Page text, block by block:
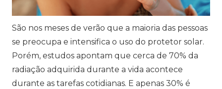
São nos meses de verão que a maioria das pessoas
se preocupa e intensifica o uso do protetor solar.
Porém, estudos apontam que cerca de 70% da
radiação adquirida durante a vida acontece
durante as tarefas cotidianas. E apenas 30% é